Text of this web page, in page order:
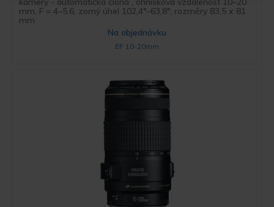
mm, F = 4–5.6, zorný úhel 102,4°–63,8°, rozměry 83,5 x 81
mm
Na objednávku
EF 10-20mm